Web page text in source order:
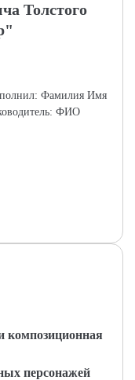
Толстого
Фамилия Имя
ФИО
композиционная
персонажей